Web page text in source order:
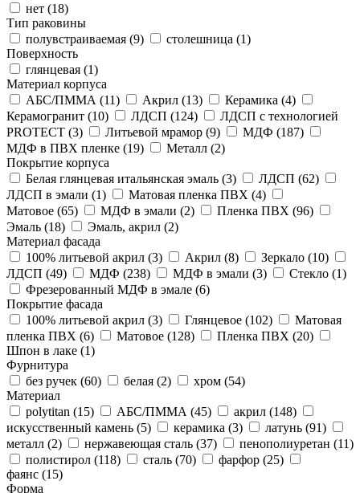
нет (18)
Тип раковины
полувстраиваемая (9) столешница (1)
Поверхность
глянцевая (1)
Материал корпуса
АБС/ПММА (11) Акрил (13) Керамика (4)
Керамогранит (10) ЛДСП (124)
ЛДСП с технологией
PROTECT (3) Литьевой мрамор (9) МДФ (187)
МДФ в ПВХ пленке (19) Металл (2)
Покрытие корпуса
Белая глянцевая итальянская эмаль (3) ЛДСП (62)
ЛДСП в эмали (1) Матовая пленка ПВХ (4)
Матовое (65) МДФ в эмали (2) Пленка ПВХ (96)
Эмаль (18) Эмаль, акрил (2)
Материал фасада
100% литьевой акрил (3) Акрил (8) Зеркало (10)
ЛДСП (49) МДФ (238) МДФ в эмали (3) Стекло (1)
Фрезерованный МДФ в эмале (6)
Покрытие фасада
100% литьевой акрил (3) Глянцевое (102)
Матовая
пленка ПВХ (6) Матовое (128) Пленка ПВХ (20)
Шпон в лаке (1)
Фурнитура
без ручек (60) белая (2) хром (54)
Материал
polytitan (15) АБС/ПММА (45) акрил (148)
искусственный камень (5) керамика (3) латунь (91)
металл (2) нержавеющая сталь (37) пенополиуретан (11)
полистирол (118) сталь (70) фарфор (25)
фаянс (15)
Форма